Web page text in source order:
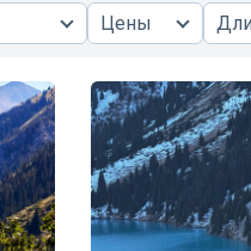
Цены